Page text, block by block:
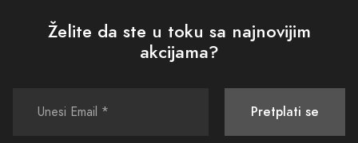
Želite da ste u toku sa najnovijim
akcijama?
Pretplati se